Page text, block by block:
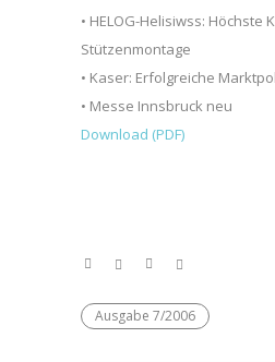
• HELOG-Helisiwss:
Stützenmontage
• Kaser: Erfolgreiche
• Messe Innsbruck neu
Download (PDF)
Ausgabe 7/2006